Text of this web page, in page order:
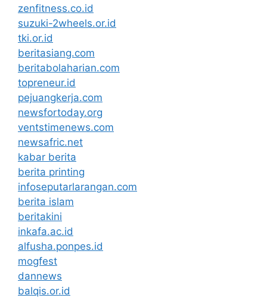
zenfitness.co.id
suzuki-2wheels.or.id
tki.or.id
beritasiang.com
beritabolaharian.com
topreneur.id
pejuangkerja.com
newsfortoday.org
ventstimenews.com
newsafric.net
kabar berita
berita printing
infoseputarlarangan.com
berita islam
beritakini
inkafa.ac.id
alfusha.ponpes.id
mogfest
dannews
balqis.or.id